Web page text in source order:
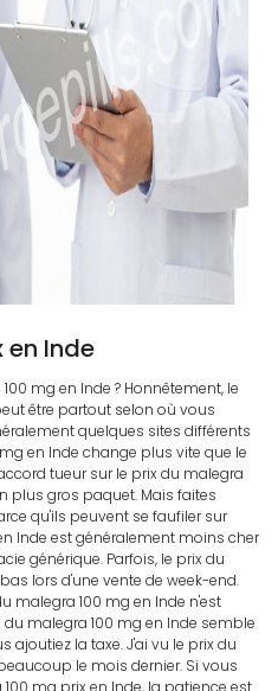
en Inde
mg en Inde ? Honnêtement, le
être partout selon où vous
quelques sites différents
en Inde change plus vite que le
tueur sur le prix du malegra
plus gros paquet. Mais faites
qu'ils peuvent se faufiler sur
Inde est généralement moins cher
générique. Parfois, le prix du
lors d'une vente de week-end.
malegra 100 mg en Inde n'est
malegra 100 mg en Inde semble
ajoutiez la taxe. J'ai vu le prix du
le mois dernier. Si vous
mg prix en Inde, la patience est